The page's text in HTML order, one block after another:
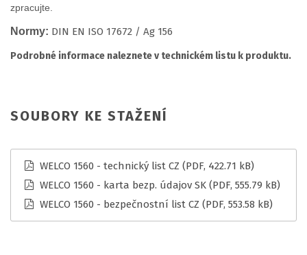
zpracujte.
Normy: DIN EN ISO 17672 / Ag 156
Podrobné informace naleznete v technickém listu k produktu.
SOUBORY KE STAŽENÍ
WELCO 1560 - technický list CZ (PDF, 422.71 kB)
WELCO 1560 - karta bezp. údajov SK (PDF, 555.79 kB)
WELCO 1560 - bezpečnostní list CZ (PDF, 553.58 kB)